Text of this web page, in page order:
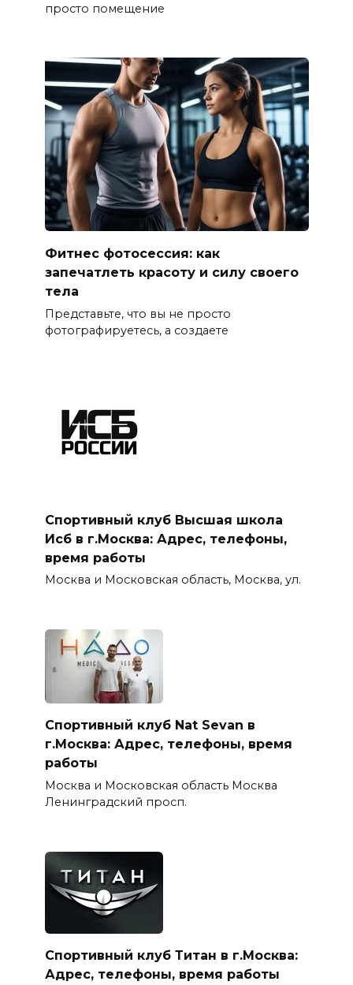
просто помещение
Фитнес фотосессия: как
запечатлеть красоту и силу своего
тела
Представьте, что вы не просто
фотографируетесь, а создаете
Спортивный клуб Высшая школа
Исб в г.Москва: Адрес, телефоны,
время работы
Москва и Московская область, Москва, ул.
Спортивный клуб Nat Sevan в
г.Москва: Адрес, телефоны, время
работы
Москва и Московская область Москва
Ленинградский просп.
Спортивный клуб Титан в г.Москва:
Адрес, телефоны, время работы